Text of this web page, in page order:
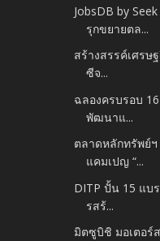
JobsDB by
รุกขยายตล...
สร้างสรรค์เศรษ
ซีจ...
ฉลองครบรอบ
พัฒนาแ...
ตลาดหลักทรัพย์
แคมเปญ “...
DITP ปั้น 15 แบ
รสร้...
มิตซูบิชิ มอเตอร์